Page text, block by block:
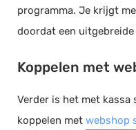
programma. Je krijgt
doordat een
Koppelen met
Verder is het met
koppelen met webshop